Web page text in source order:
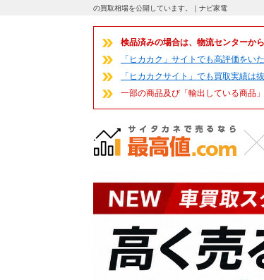
の買取相場を公開しています。｜ナビ家電
検品済みの場合は、物流センターか
「ヒカカク」サイトでも高評価をい
「ヒカカクサイト」でも買取実績は抜
一部の商品及び「輸出している商品